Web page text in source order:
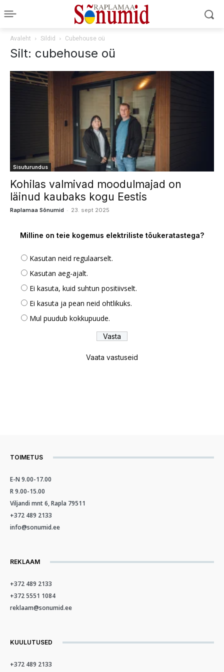
Avaleht Sildid Cubehouse oü
Silt: cubehouse oü
Sisuturundus
Kohilas valmivad moodulmajad on
läinud kaubaks kogu Eestis
Raplamaa Sõnumid - 23. sept 2025
Milline on teie kogemus elektriliste tõukeratastega?
Kasutan neid regulaarselt.
Kasutan aeg-ajalt.
Ei kasuta, kuid suhtun positiivselt.
Ei kasuta ja pean neid ohtlikuks.
Mul puudub kokkupuude.
Vaata vastuseid
TOIMETUS
E-N 9.00-17.00
R 9.00-15.00
Viljandi mnt 6, Rapla 79511
+372 489 2133
info@sonumid.ee
REKLAAM
+372 489 2133
+372 5551 1084
reklaam@sonumid.ee
KUULUTUSED
+372 489 2133